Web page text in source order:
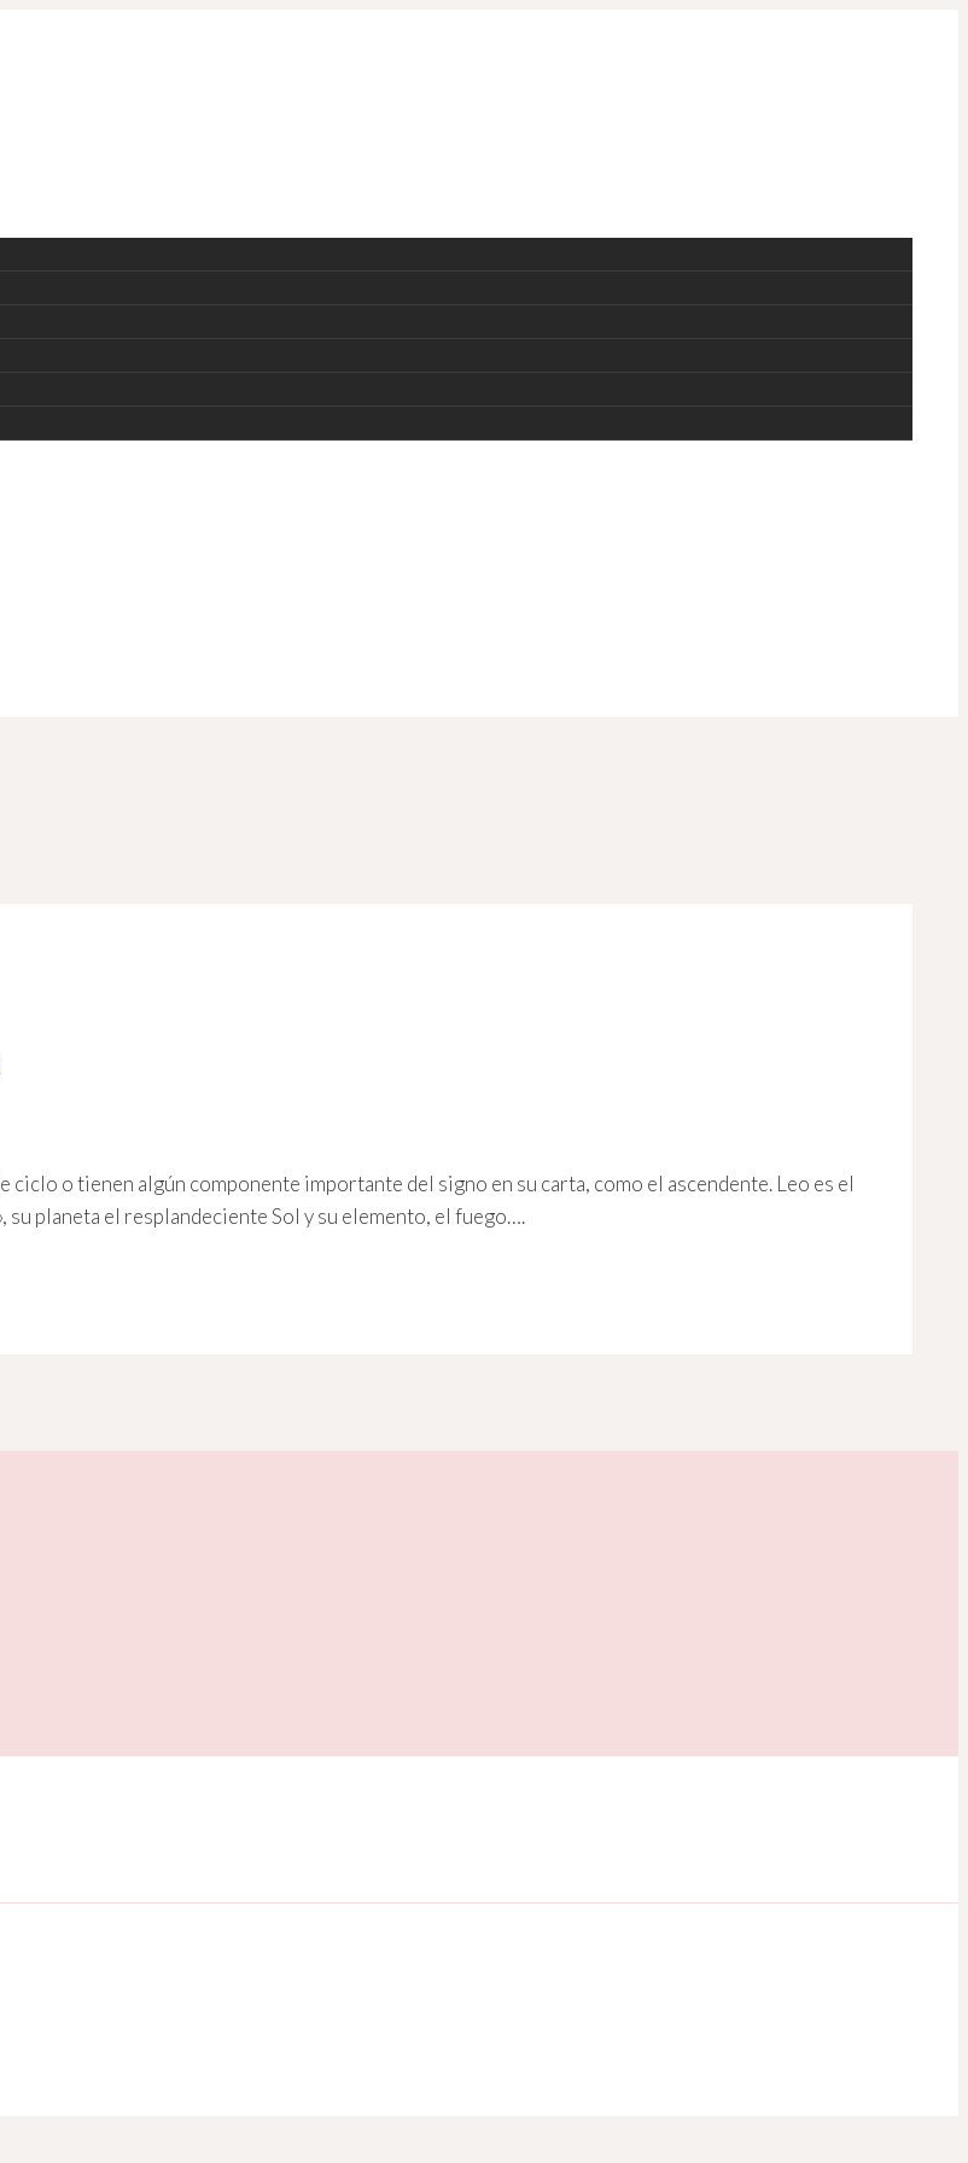
o tienen algún componente importante del signo en su carta, como el ascendente. Leo es el
su planeta el resplandeciente Sol y su elemento, el fuego….